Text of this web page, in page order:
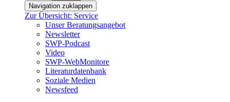
Navigation zuklappen
Zur Übersicht: Service
Unser Beratungsangebot
Newsletter
SWP-Podcast
Video
SWP-WebMonitore
Literaturdatenbank
Soziale Medien
Newsfeed